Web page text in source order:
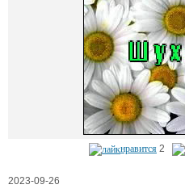
нравится 2
2023-09-26